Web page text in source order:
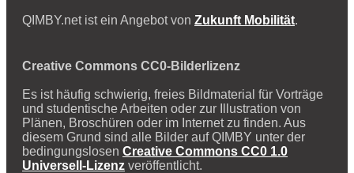
QIMBY.net ist ein Angebot von Zukunft Mobilität.
Creative Commons CC0-Bilderlizenz
Es ist häufig schwierig, freies Bildmaterial für Vorträge
und studentische Arbeiten oder zur Illustration von
Plänen, Broschüren oder im Internet zu finden. Aus
diesem Grund sind alle Bilder auf QIMBY unter der
bedingungslosen Creative Commons CC0 1.0
Universell-Lizenz veröffentlicht.